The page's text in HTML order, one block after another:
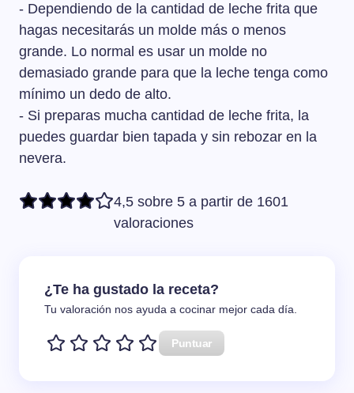
- Dependiendo de la cantidad de leche frita que
hagas necesitarás un molde más o menos
grande. Lo normal es usar un molde no
demasiado grande para que la leche tenga como
mínimo un dedo de alto.
- Si preparas mucha cantidad de leche frita, la
puedes guardar bien tapada y sin rebozar en la
nevera.
4,5 sobre 5 a partir de 1601
valoraciones
¿Te ha gustado la receta?
Tu valoración nos ayuda a cocinar mejor cada día.
Puntuar